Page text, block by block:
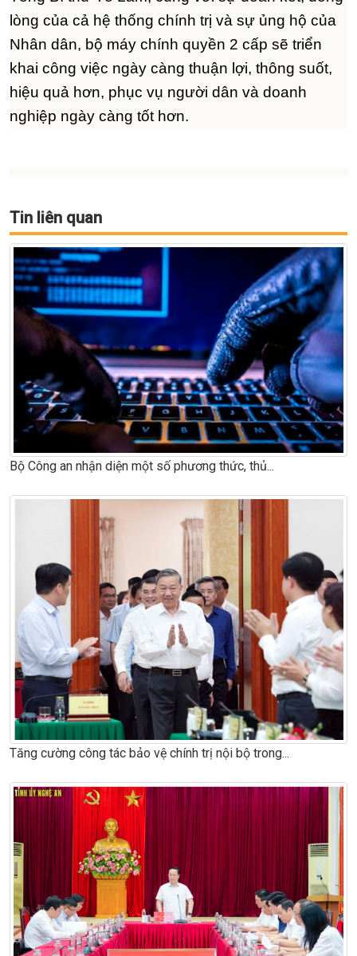
lòng của cả hệ thống chính trị và sự ủng hộ của
Nhân dân, bộ máy chính quyền 2 cấp sẽ triển
khai công việc ngày càng thuận lợi, thông suốt,
hiệu quả hơn, phục vụ người dân và doanh
nghiệp ngày càng tốt hơn.
Tin liên quan
Bộ Công an nhận diện một số phương thức, thủ...
Tăng cường công tác bảo vệ chính trị nội bộ trong...